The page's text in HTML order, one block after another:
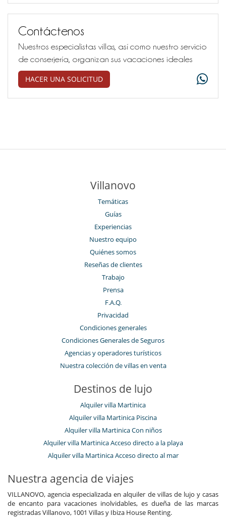
Contáctenos
Nuestros especialistas villas, así como nuestro servicio
de conserjería, organizan sus vacaciones ideales
HACER UNA SOLICITUD
Villanovo
Temáticas
Guías
Experiencias
Nuestro equipo
Quiénes somos
Reseñas de clientes
Trabajo
Prensa
F.A.Q.
Privacidad
Condiciones generales
Condiciones Generales de Seguros
Agencias y operadores turísticos
Nuestra colección de villas en venta
Destinos de lujo
Alquiler villa Martinica
Alquiler villa Martinica Piscina
Alquiler villa Martinica Con niños
Alquiler villa Martinica Acceso directo a la playa
Alquiler villa Martinica Acceso directo al mar
Nuestra agencia de viajes
VILLANOVO, agencia especializada en alquiler de villas de lujo y casas
de encanto para vacaciones inolvidables, es dueña de las marcas
registradas Villanovo, 1001 Villas y Ibiza House Renting.